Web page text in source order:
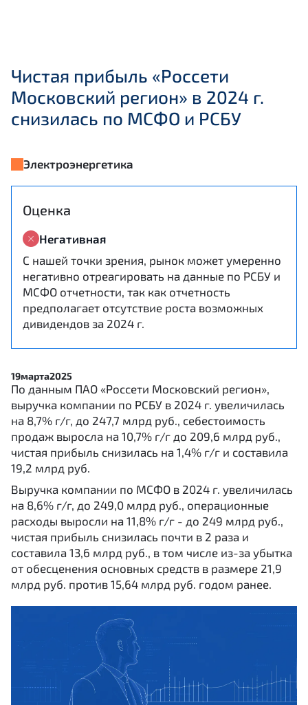
Чистая прибыль «Россети
Московский регион» в 2024 г.
снизилась по МСФО и РСБУ
Электроэнергетика
Оценка
Негативная
С нашей точки зрения, рынок может умеренно
негативно отреагировать на данные по РСБУ и
МСФО отчетности, так как отчетность
предполагает отсутствие роста возможных
дивидендов за 2024 г.
19марта2025
По данным ПАО «Россети Московский регион»,
выручка компании по РСБУ в 2024 г. увеличилась
на 8,7% г/г, до 247,7 млрд руб., себестоимость
продаж выросла на 10,7% г/г до 209,6 млрд руб.,
чистая прибыль снизилась на 1,4% г/г и составила
19,2 млрд руб.
Выручка компании по МСФО в 2024 г. увеличилась
на 8,6% г/г, до 249,0 млрд руб., операционные
расходы выросли на 11,8% г/г - до 249 млрд руб.,
чистая прибыль снизилась почти в 2 раза и
составила 13,6 млрд руб., в том числе из-за убытка
от обесценения основных средств в размере 21,9
млрд руб. против 15,64 млрд руб. годом ранее.